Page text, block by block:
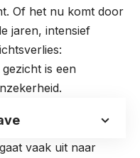
Of het nu komt door
jaren, intensief
is een
vaak uit naar